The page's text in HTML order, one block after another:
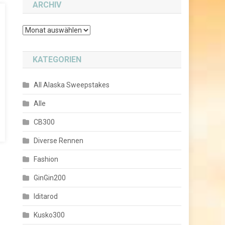
ARCHIV
Archiv
KATEGORIEN
All Alaska Sweepstakes
Alle
CB300
Diverse Rennen
Fashion
GinGin200
Iditarod
Kusko300